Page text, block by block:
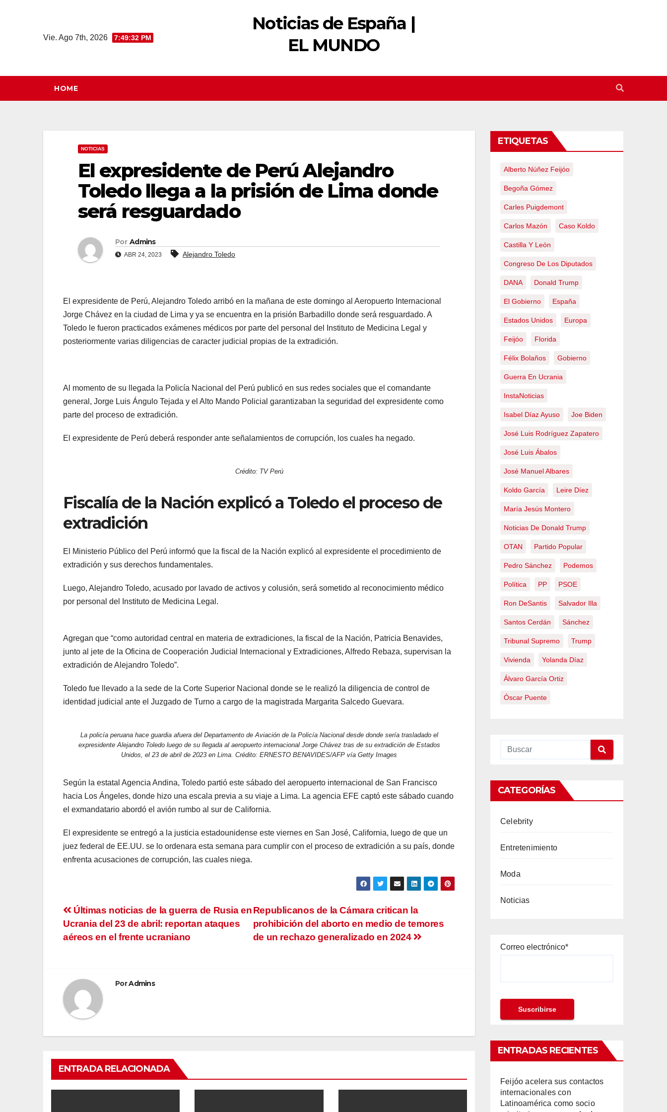
Vie. Ago 7th, 2026 7:49:33 PM
Noticias de España |
EL MUNDO
HOME
NOTICIAS
El expresidente de Perú Alejandro
Toledo llega a la prisión de Lima donde
será resguardado
Por Admins
ABR 24, 2023 Alejandro Toledo
El expresidente de Perú, Alejandro Toledo arribó en la mañana de este domingo al Aeropuerto Internacional
Jorge Chávez en la ciudad de Lima y ya se encuentra en la prisión Barbadillo donde será resguardado. A
Toledo le fueron practicados exámenes médicos por parte del personal del Instituto de Medicina Legal y
posteriormente varias diligencias de caracter judicial propias de la extradición.
Al momento de su llegada la Policía Nacional del Perú publicó en sus redes sociales que el comandante
general, Jorge Luis Ángulo Tejada y el Alto Mando Policial garantizaban la seguridad del expresidente como
parte del proceso de extradición.
El expresidente de Perú deberá responder ante señalamientos de corrupción, los cuales ha negado.
Crédito: TV Perú
Fiscalía de la Nación explicó a Toledo el proceso de
extradición
El Ministerio Público del Perú informó que la fiscal de la Nación explicó al expresidente el procedimiento de
extradición y sus derechos fundamentales.
Luego, Alejandro Toledo, acusado por lavado de activos y colusión, será sometido al reconocimiento médico
por personal del Instituto de Medicina Legal.
Agregan que “como autoridad central en materia de extradiciones, la fiscal de la Nación, Patricia Benavides,
junto al jete de la Oficina de Cooperación Judicial Internacional y Extradiciones, Alfredo Rebaza, supervisan la
extradición de Alejandro Toledo”.
Toledo fue llevado a la sede de la Corte Superior Nacional donde se le realizó la diligencia de control de
identidad judicial ante el Juzgado de Turno a cargo de la magistrada Margarita Salcedo Guevara.
La policía peruana hace guardia afuera del Departamento de Aviación de la Policía Nacional desde donde sería trasladado el
expresidente Alejandro Toledo luego de su llegada al aeropuerto internacional Jorge Chávez tras de su extradición de Estados
Unidos, el 23 de abril de 2023 en Lima. Crédito: ERNESTO BENAVIDES/AFP vía Getty Images
Según la estatal Agencia Andina, Toledo partió este sábado del aeropuerto internacional de San Francisco
hacia Los Ángeles, donde hizo una escala previa a su viaje a Lima. La agencia EFE captó este sábado cuando
el exmandatario abordó el avión rumbo al sur de California.
El expresidente se entregó a la justicia estadounidense este viernes en San José, California, luego de que un
juez federal de EE.UU. se lo ordenara esta semana para cumplir con el proceso de extradición a su país, donde
enfrenta acusaciones de corrupción, las cuales niega.
Navegación
de
Republicanos de la Cámara critican la
prohibición del aborto en medio de temores
de un rechazo generalizado en 2024
Últimas noticias de la guerra de Rusia en
Ucrania del 23 de abril: reportan ataques
aéreos en el frente ucraniano
PorAdmins
ENTRADA RELACIONADA
ETIQUETAS
Alberto Núñez Feijóo
Begoña Gómez
Carles Puigdemont
Carlos Mazón Caso Koldo
Castilla Y León
Congreso De Los Diputados
DANA Donald Trump
El Gobierno España
Estados Unidos Europa
Feijóo Florida
Félix Bolaños Gobierno
Guerra En Ucrania
InstaNoticias
Isabel Díaz Ayuso Joe Biden
José Luis Rodríguez Zapatero
José Luis Ábalos
José Manuel Albares
Koldo García Leire Díez
María Jesús Montero
Noticias De Donald Trump
OTAN Partido Popular
Pedro Sánchez Podemos
Política PP PSOE
Ron DeSantis Salvador Illa
Santos Cerdán Sánchez
Tribunal Supremo Trump
Vivienda Yolanda Díaz
Álvaro García Ortiz
Óscar Puente
CATEGORÍAS
Celebrity
Entretenimiento
Moda
Noticias
Correo electrónico*
ENTRADAS RECIENTES
Feijóo acelera sus contactos
internacionales con
Latinoamérica como socio